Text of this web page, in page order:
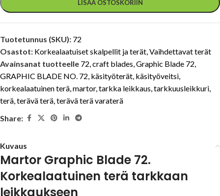
LISÄÄ OSTOSKORIIN
Tuotetunnus (SKU): 72
Osastot: Korkealaatuiset skalpellit ja terät,Vaihdettavat terät
Avainsanat tuotteelle 72,craft blades,Graphic Blade 72,
GRAPHIC BLADE NO. 72, käsityöterät, käsityöveitsi,
korkealaatuinen terä,martor,tarkka leikkaus,tarkkuusleikkuri,
terä,terävä terä,terävä terä varaterä
Share:
Kuvaus
Martor Graphic Blade 72.
Korkealaatuinen terä tarkkaan
leikkaukseen